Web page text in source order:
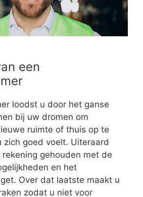
een
loodst u door het ganse
bij uw dromen om
ruimte of thuis op te
zich goed voelt. Uiteraard
gehouden met de
en het
Over dat laatste maakt u
zodat u niet voor